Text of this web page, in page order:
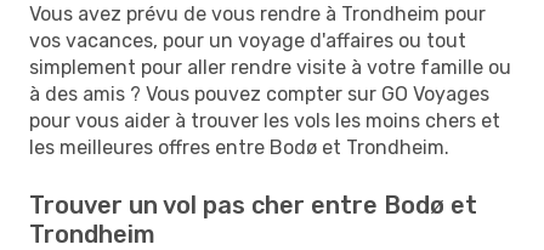
Vous avez prévu de vous rendre à Trondheim pour
vos vacances, pour un voyage d'affaires ou tout
simplement pour aller rendre visite à votre famille ou
à des amis ? Vous pouvez compter sur GO Voyages
pour vous aider à trouver les vols les moins chers et
les meilleures offres entre Bodø et Trondheim.
Trouver un vol pas cher entre Bodø et
Trondheim